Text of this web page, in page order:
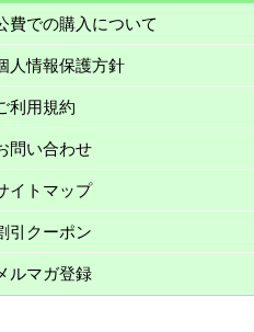
費での購入について
人情報保護方針
利用規約
問い合わせ
イトマップ
引クーポン
ルマガ登録